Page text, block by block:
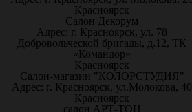
Красноярск
Салон Декорум
Адрес: г. Красноярск, ул. 78
Добровольческой бригады, д.12, ТК
«Командор»
Красноярск
Салон-магазин "КОЛОРСТУДИЯ"
Адрес: г. Красноярск, ул.Молокова, 40
Красноярск
салон АРТ-ТОН